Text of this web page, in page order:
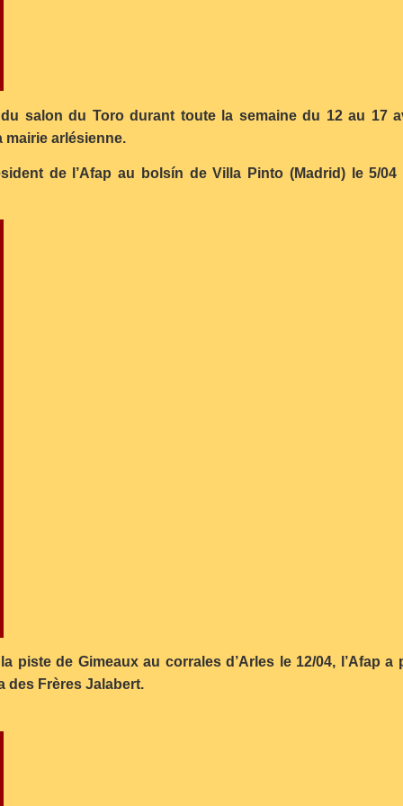
salon du Toro durant toute la semaine du 12 au 17
mairie arlésienne.
de l’Afap au bolsín de Villa Pinto (Madrid) le 5/04
piste de Gimeaux au corrales d’Arles le 12/04, l’Afap
des Frères Jalabert.